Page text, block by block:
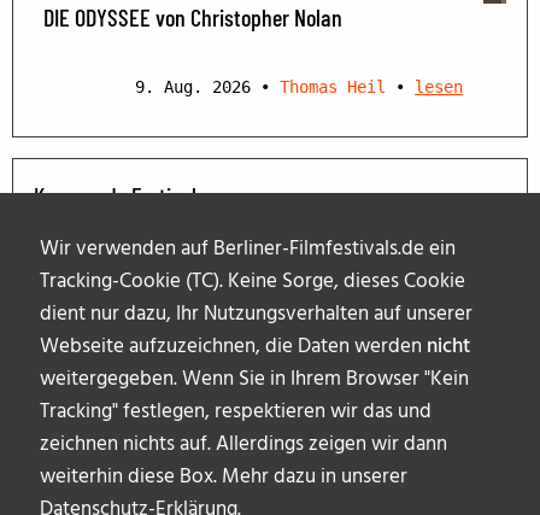
Wir verwenden auf Berliner-Filmfestivals.de ein
Tracking-Cookie (TC). Keine Sorge, dieses Cookie
dient nur dazu, Ihr Nutzungsverhalten auf unserer
Webseite aufzuzeichnen, die Daten werden nicht
weitergegeben. Wenn Sie in Ihrem Browser "Kein
Tracking" festlegen, respektieren wir das und
zeichnen nichts auf. Allerdings zeigen wir dann
weiterhin diese Box. Mehr dazu in unserer
DIE ODYSSEE von Christopher Nolan
9. Aug. 2026 • Thomas Heil • lesen
Kommende Festivals